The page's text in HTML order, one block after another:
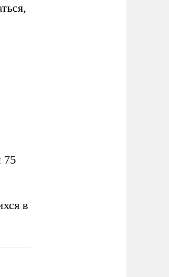
75
в